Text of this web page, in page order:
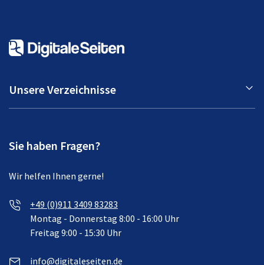
Unsere Verzeichnisse
Sie haben Fragen?
Wir helfen Ihnen gerne!
+49 (0)911 3409 83283
Montag - Donnerstag 8:00 - 16:00 Uhr
Freitag 9:00 - 15:30 Uhr
info@digitaleseiten.de